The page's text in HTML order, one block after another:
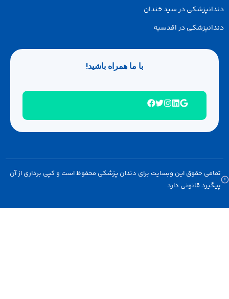
در سید خندان
در اقدسیه
با ما همراه باشید!
حقوق این وبسایت برای دندان پزشکی محفوظ است و کپی برداری از آن
قانونی دارد